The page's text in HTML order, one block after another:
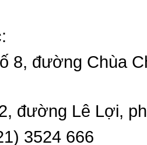
8, đường Chùa
đường Lê Lợi,
3524 666